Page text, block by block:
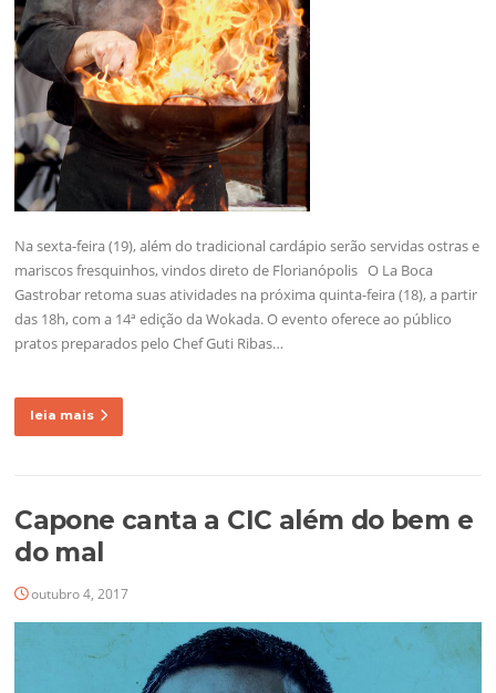
Na sexta-feira (19), além do tradicional cardápio serão servidas ostras e
mariscos fresquinhos, vindos direto de Florianópolis O La Boca
Gastrobar retoma suas atividades na próxima quinta-feira (18), a partir
das 18h, com a 14ª edição da Wokada. O evento oferece ao público
pratos preparados pelo Chef Guti Ribas…
leia mais
Capone canta a CIC além do bem e
do mal
outubro 4, 2017